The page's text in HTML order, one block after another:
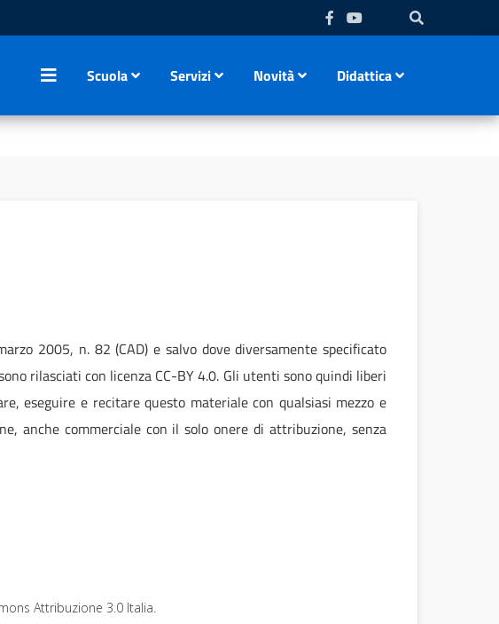
Scuola Servizi Novità Didattica
2005, n. 82 (CAD) e salvo dove diversamente specificato
rilasciati con licenza CC-BY 4.0. Gli utenti sono quindi liberi
eseguire e recitare questo materiale con qualsiasi mezzo e
anche commerciale con il solo onere di attribuzione, senza
Attribuzione 3.0 Italia.